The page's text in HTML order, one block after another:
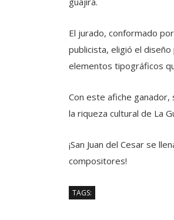
El jurado, conformado
publicista, eligió el
elementos tipográficos
Con este afiche ganador,
la riqueza cultural de La
¡San Juan del Cesar se
compositores!
TAGS: